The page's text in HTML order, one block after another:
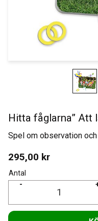
Hitta fåglarna” Att
Spel om observation
295,00 kr
Antal
-